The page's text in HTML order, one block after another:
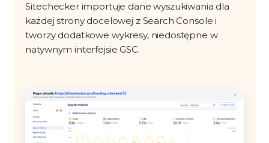
Sitechecker importuje dane wyszukiwania dla
każdej strony docelowej z Search Console i
tworzy dodatkowe wykresy, niedostępne w
natywnym interfejsie GSC.